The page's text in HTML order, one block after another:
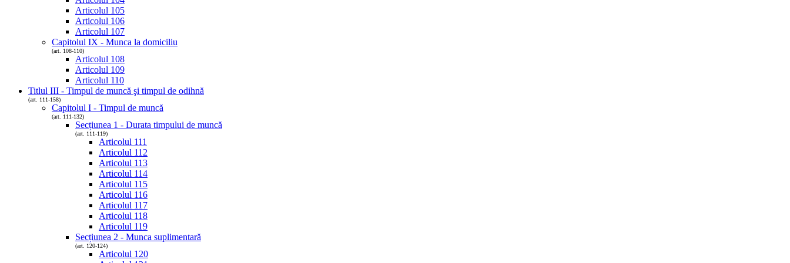
Articolul 105
Articolul 106
Articolul 107
Capitolul IX - Munca la domiciliu
(art. 108-110)
Articolul 108
Articolul 109
Articolul 110
Titlul III - Timpul de muncă şi timpul de odihnă
(art. 111-158)
Capitolul I - Timpul de muncă
(art. 111-132)
Secțiunea 1 - Durata timpului de muncă
(art. 111-119)
Articolul 111
Articolul 112
Articolul 113
Articolul 114
Articolul 115
Articolul 116
Articolul 117
Articolul 118
Articolul 119
Secțiunea 2 - Munca suplimentară
(art. 120-124)
Articolul 120